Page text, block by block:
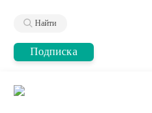
Найти
Подписка